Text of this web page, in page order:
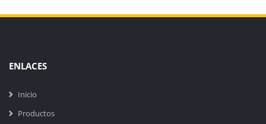
ENLACES
Inicio
Productos